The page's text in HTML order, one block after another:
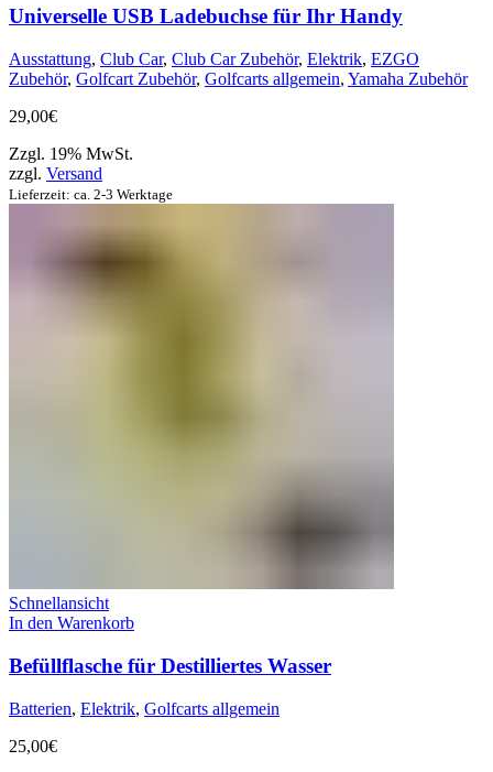
Universelle USB Ladebuchse für Ihr Handy
Ausstattung, Club Car, Club Car Zubehör, Elektrik, EZGO
Zubehör, Golfcart Zubehör, Golfcarts allgemein, Yamaha Zubehör
29,00€
Zzgl. 19% MwSt.
zzgl. Versand
Lieferzeit: ca. 2-3 Werktage
Schnellansicht
In den Warenkorb
Befüllflasche für Destilliertes Wasser
Batterien, Elektrik, Golfcarts allgemein
25,00€